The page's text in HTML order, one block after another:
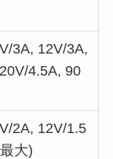
3A, 12V/3A,
4.5A, 90
2A, 12V/1.5
大)